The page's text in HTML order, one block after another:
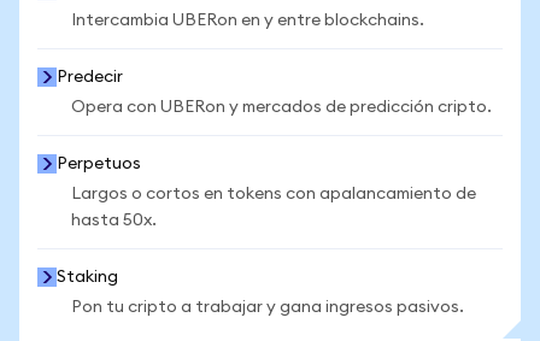
Intercambia UBERon en y entre blockchains.
Predecir
Opera con UBERon y mercados de predicción cripto.
Perpetuos
Largos o cortos en tokens con apalancamiento de
hasta 50x.
Staking
Pon tu cripto a trabajar y gana ingresos pasivos.